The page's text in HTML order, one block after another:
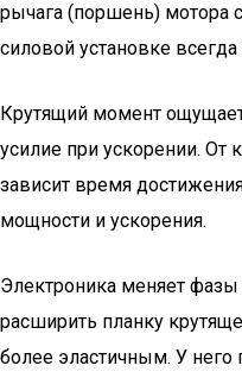
рычага (поршень) мотора
силовой установке
Крутящий момент
усилие при ускорении.
зависит время
мощности и ускорения.
Электроника меняет фазы
расширить планку
более эластичным. У него